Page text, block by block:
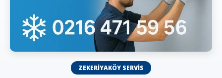
ZEKERIYAKÖY SERVIS